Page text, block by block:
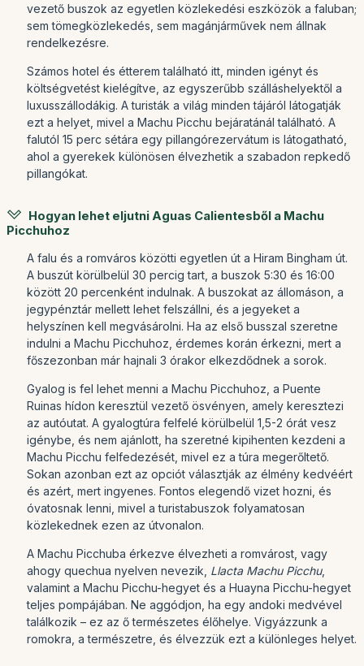
vezető buszok az egyetlen közlekedési eszközök a faluban;
sem tömegközlekedés, sem magánjárművek nem állnak
rendelkezésre.
Számos hotel és étterem található itt, minden igényt és
költségvetést kielégítve, az egyszerűbb szálláshelyektől a
luxusszállodákig. A turisták a világ minden tájáról látogatják
ezt a helyet, mivel a Machu Picchu bejáratánál található. A
falutól 15 perc sétára egy pillangórezervátum is látogatható,
ahol a gyerekek különösen élvezhetik a szabadon repkedő
pillangókat.
Hogyan lehet eljutni Aguas Calientesből a Machu
Picchuhoz
A falu és a romváros közötti egyetlen út a Hiram Bingham út.
A buszút körülbelül 30 percig tart, a buszok 5:30 és 16:00
között 20 percenként indulnak. A buszokat az állomáson, a
jegypénztár mellett lehet felszállni, és a jegyeket a
helyszínen kell megvásárolni. Ha az első busszal szeretne
indulni a Machu Picchuhoz, érdemes korán érkezni, mert a
főszezonban már hajnali 3 órakor elkezdődnek a sorok.
Gyalog is fel lehet menni a Machu Picchuhoz, a Puente
Ruinas hídon keresztül vezető ösvényen, amely keresztezi
az autóutat. A gyalogtúra felfelé körülbelül 1,5-2 órát vesz
igénybe, és nem ajánlott, ha szeretné kipihenten kezdeni a
Machu Picchu felfedezését, mivel ez a túra megerőltető.
Sokan azonban ezt az opciót választják az élmény kedvéért
és azért, mert ingyenes. Fontos elegendő vizet hozni, és
óvatosnak lenni, mivel a turistabuszok folyamatosan
közlekednek ezen az útvonalon.
A Machu Picchuba érkezve élvezheti a romvárost, vagy
ahogy quechua nyelven nevezik, Llacta Machu Picchu,
valamint a Machu Picchu-hegyet és a Huayna Picchu-hegyet
teljes pompájában. Ne aggódjon, ha egy andoki medvével
találkozik – ez az ő természetes élőhelye. Vigyázzunk a
romokra, a természetre, és élvezzük ezt a különleges helyet.